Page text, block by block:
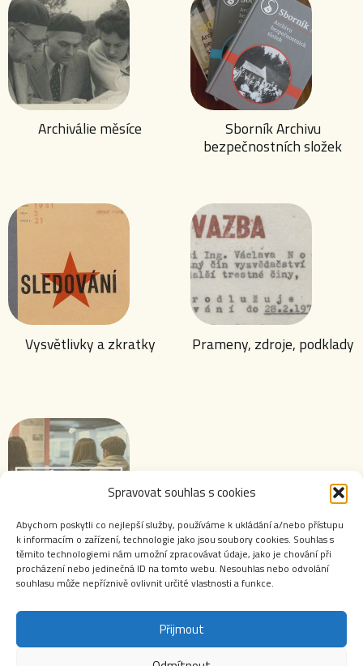
Spravovat souhlas s cookies
Abychom poskytli co nejlepší služby, používáme k ukládání a/nebo přístupu
k informacím o zařízení, technologie jako jsou soubory cookies. Souhlas s
těmito technologiemi nám umožní zpracovávat údaje, jako je chování při
procházení nebo jedinečná ID na tomto webu. Nesouhlas nebo odvolání
souhlasu může nepříznivě ovlivnit určité vlastnosti a funkce.
Přijmout
Archiválie měsíce
Sborník Archivu
bezpečnostních složek
Vysvětlivky a zkratky Prameny, zdroje, podklady
Výstavy ABS